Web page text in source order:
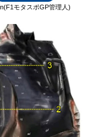
モタスポGP管理人)